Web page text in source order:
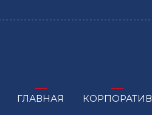
ГЛАВНАЯ КОРПОРАТИВ